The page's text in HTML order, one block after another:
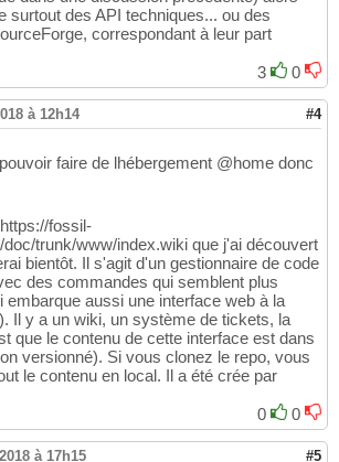
surtout des API techniques... ou des
correspondant à leur part
3
0
à 12h14 #4
faire de lhébergement @home donc
fossil-
trunk/www/index.wiki que j'ai découvert
bientôt. Il s'agit d'un gestionnaire de code
des commandes qui semblent plus
embarque aussi une interface web à la
Il y a un wiki, un système de tickets, la
que le contenu de cette interface est dans
versionné). Si vous clonez le repo, vous
le contenu en local. Il a été crée par
0
0
à 17h15 #5